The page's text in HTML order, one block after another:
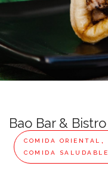
Bao Bar & Bistro
COMIDA ORIENTAL ,
COMIDA SALUDABLE